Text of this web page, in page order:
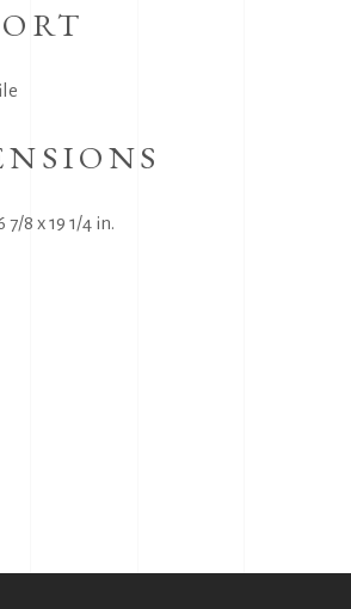
7/8 x 19 1/4 in.